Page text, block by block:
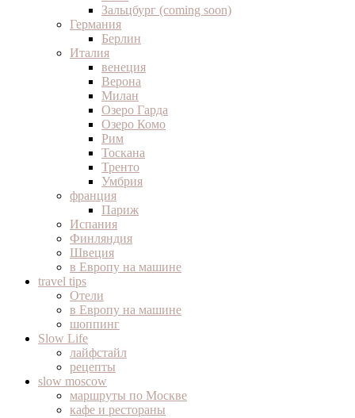
Зальцбург (coming soon)
Германия
Берлин
Италия
венеция
Верона
Милан
Озеро Гарда
Озеро Комо
Рим
Тоскана
Тренто
Умбрия
франция
Париж
Испания
Финляндия
Швеция
в Европу на машине
travel tips
Отели
в Европу на машине
шоппинг
Slow Life
лайфстайл
рецепты
slow moscow
маршруты по Москве
кафе и рестораны